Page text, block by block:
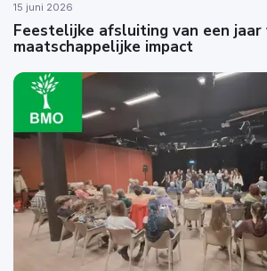
15 juni 2026
Feestelijke afsluiting van een jaar
maatschappelijke impact